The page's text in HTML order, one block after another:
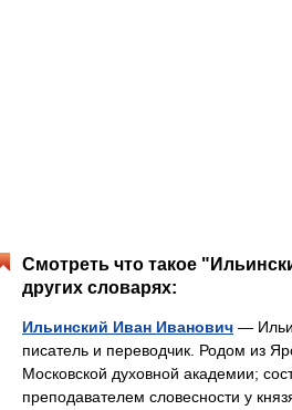
Смотреть что такое
других словарях:
Ильинский Иван Иванович —
писатель и переводчик. Родом из
Московской духовной академии;
преподавателем словесности у